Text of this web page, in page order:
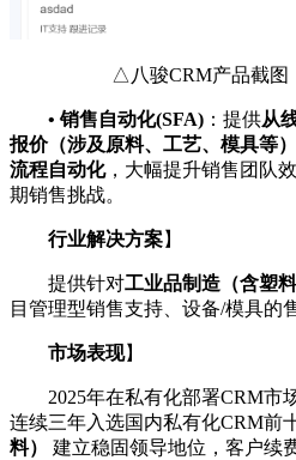
△八骏CRM产品截图
•销售自动化(SFA) ：提供从
报价（涉及原料、工艺、模具等
流程自动化，大幅提升销售团队
期销售挑战。
行业解决方案】
提供针对工业品制造（含塑料
目管理型销售支持、设备/模具的
市场表现】
2025年在私有化部署CRM市
连续三年入选国内私有化CRM前
料）
建立稳固领导地位，客户续